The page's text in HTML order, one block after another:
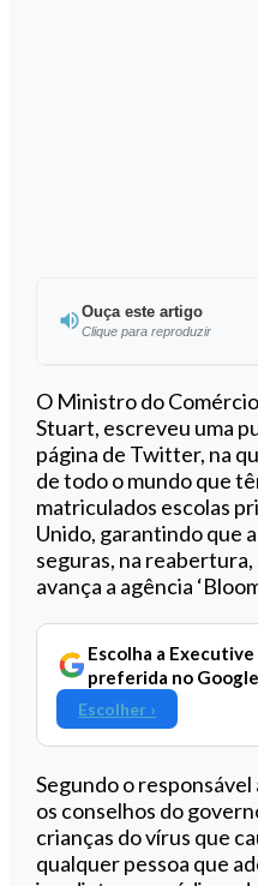
Ouça este artigo
Clique para reproduzir
Ouvir
O Ministro do
Stuart, escreveu uma
página de Twitter, na
de todo o mundo que
matriculados escolas
Unido, garantindo que
seguras, na
avança a agência
Escolha a
preferida no Google
Escolher ›
Segundo o responsável
os conselhos do
crianças do vírus que
qualquer pessoa que